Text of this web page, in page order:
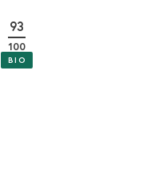
93
100
BIO